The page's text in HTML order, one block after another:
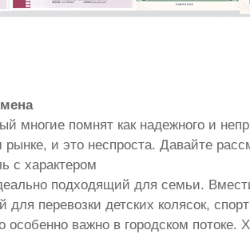
многие помнят как надежного и
и это неспроста. Давайте
с характером
подходящий для семьи.
перевозки детских колясок,
особенно важно в городском